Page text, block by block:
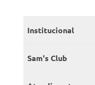
Institucional
Quem somos
Sam's Club
Seja sócio